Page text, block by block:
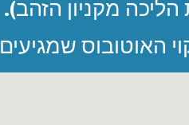
האוטובוס שמגיעים